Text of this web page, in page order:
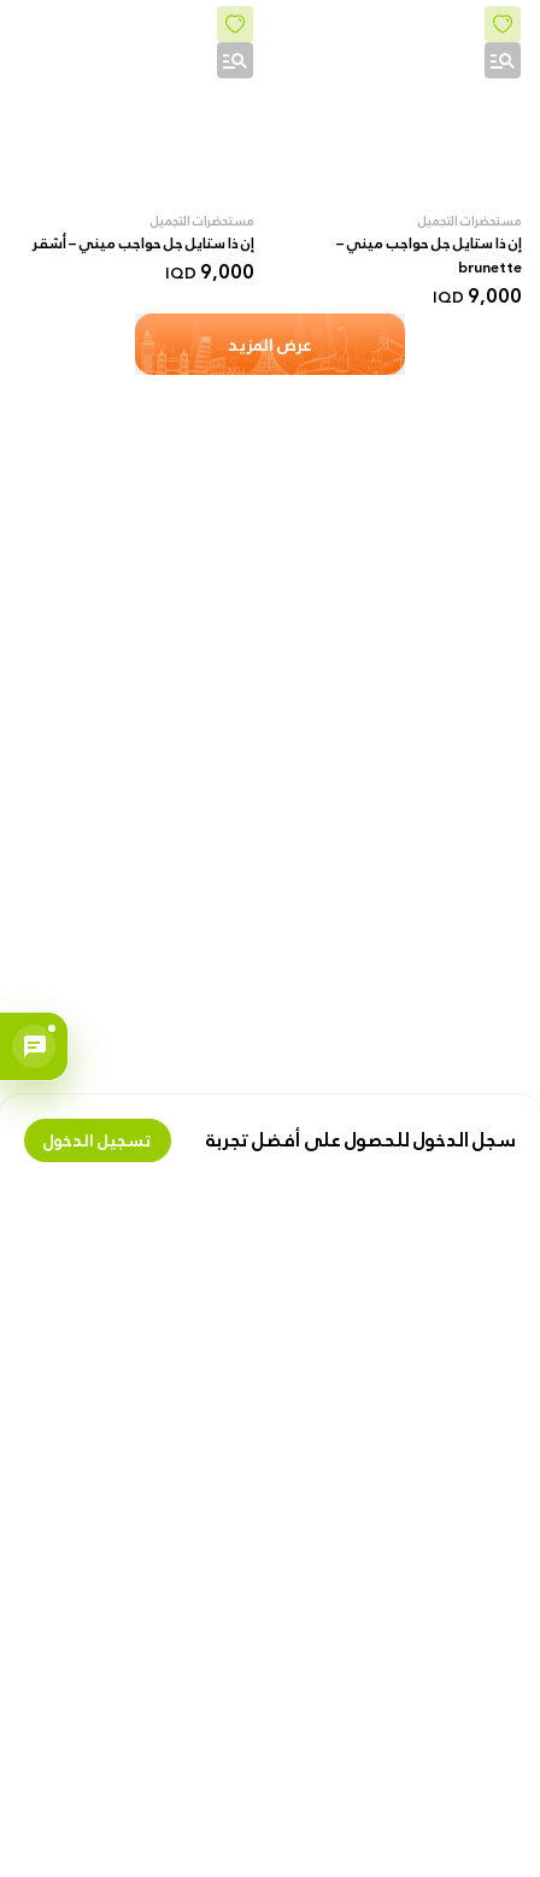
مستحضرات التجميل
إن ذا ستايل جل حواجب ميني –
brunette
9,000
IQD
مستحضرات التجميل
إن ذا ستايل جل حواجب ميني – أشقر
9,000
IQD
عرض المزيد
سجل الدخول للحصول على أفضل تجربة تسجيل الدخول